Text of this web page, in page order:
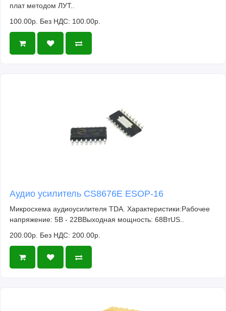
плат методом ЛУТ..
100.00р. Без НДС: 100.00р.
Аудио усилитель CS8676E ESOP-16
Микросхема аудиоусилителя TDA. Характеристики:Рабочее
напряжение: 5В - 22ВВыходная мощность: 68ВтUS..
200.00р. Без НДС: 200.00р.